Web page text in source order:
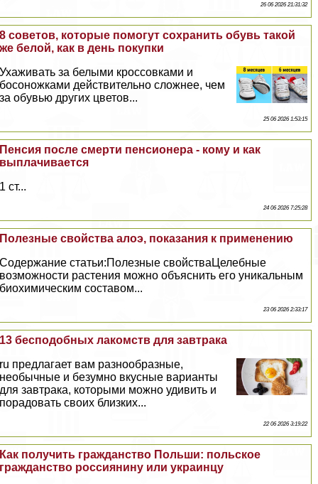
26 06 2026 21:31:32
8 советов, которые помогут сохранить обувь такой
же белой, как в день покупки
Ухаживать за белыми кроссовками и
босоножками действительно сложнее, чем
за обувью других цветов...
25 06 2026 1:53:15
Пенсия после cмepти пенсионера - кому и как
выплачивается
1 ст...
24 06 2026 7:25:28
Полезные свойства алоэ, показания к применению
Содержание статьи:Полезные свойстваЦелебные
возможности растения можно объяснить его уникальным
биохимическим составом...
23 06 2026 2:33:17
13 бесподобных лакомств для завтpaка
ru предлагает вам разнообразные,
необычные и безумно вкусные варианты
для завтpaка, которыми можно удивить и
порадовать своих близких...
22 06 2026 3:19:22
Как получить гражданство Польши: польское
гражданство россиянину или украинцу